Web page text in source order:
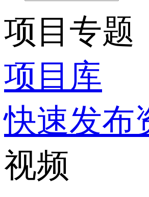
项目专题
项目库
快速发布
视频